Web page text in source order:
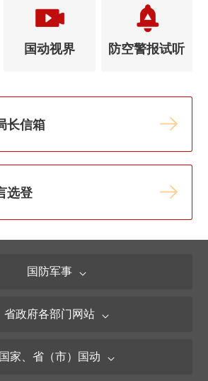
国动视界 防空警报试听
长信箱
选登
国防军事
省政府各部门网站
国家、省（市）国动